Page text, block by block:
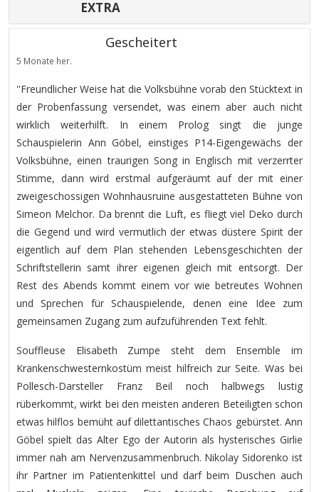
EXTRA
Gescheitert
5 Monate her.
''Freundlicher Weise hat die Volksbühne vorab den Stücktext in
der Probenfassung versendet, was einem aber auch nicht
wirklich weiterhilft. In einem Prolog singt die junge
Schauspielerin Ann Göbel, einstiges P14-Eigengewächs der
Volksbühne, einen traurigen Song in Englisch mit verzerrter
Stimme, dann wird erstmal aufgeräumt auf der mit einer
zweigeschossigen Wohnhausruine ausgestatteten Bühne von
Simeon Melchor. Da brennt die Luft, es fliegt viel Deko durch
die Gegend und wird vermutlich der etwas düstere Spirit der
eigentlich auf dem Plan stehenden Lebensgeschichten der
Schriftstellerin samt ihrer eigenen gleich mit entsorgt. Der
Rest des Abends kommt einem vor wie betreutes Wohnen
und Sprechen für Schauspielende, denen eine Idee zum
gemeinsamen Zugang zum aufzuführenden Text fehlt.
Souffleuse Elisabeth Zumpe steht dem Ensemble im
Krankenschwesternkostüm meist hilfreich zur Seite. Was bei
Pollesch-Darsteller Franz Beil noch halbwegs lustig
rüberkommt, wirkt bei den meisten anderen Beteiligten schon
etwas hilflos bemüht auf dilettantisches Chaos gebürstet. Ann
Göbel spielt das Alter Ego der Autorin als hysterisches Girlie
immer nah am Nervenzusammenbruch. Nikolay Sidorenko ist
ihr Partner im Patientenkittel und darf beim Duschen auch